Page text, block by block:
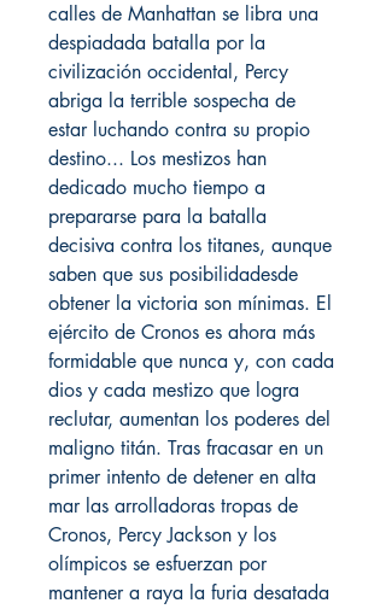
calles de Manhattan se libra una
despiadada batalla por la
civilización occidental, Percy
abriga la terrible sospecha de
estar luchando contra su propio
destino... Los mestizos han
dedicado mucho tiempo a
prepararse para la batalla
decisiva contra los titanes, aunque
saben que sus posibilidadesde
obtener la victoria son mínimas. El
ejército de Cronos es ahora más
formidable que nunca y, con cada
dios y cada mestizo que logra
reclutar, aumentan los poderes del
maligno titán. Tras fracasar en un
primer intento de detener en alta
mar las arrolladoras tropas de
Cronos, Percy Jackson y los
olímpicos se esfuerzan por
mantener a raya la furia desatada